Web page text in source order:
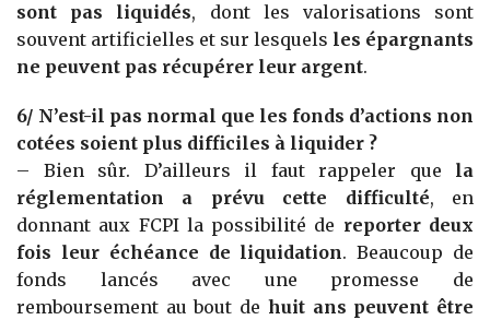
sont pas liquidés, dont les valorisations sont
souvent artificielles et sur lesquels les épargnants
ne peuvent pas récupérer leur argent.
6/ N’est-il pas normal que les fonds d’actions non
cotées soient plus difficiles à liquider ?
– Bien sûr. D’ailleurs il faut rappeler que la
réglementation a prévu cette difficulté, en
donnant aux FCPI la possibilité de reporter deux
fois leur échéance de liquidation. Beaucoup de
fonds lancés avec une promesse de
remboursement au bout de huit ans peuvent être